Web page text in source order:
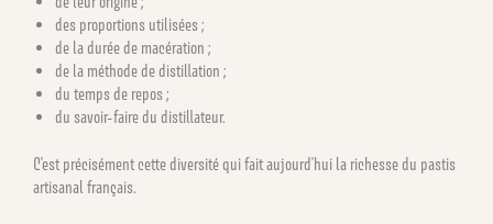
des proportions utilisées ;
de la durée de macération ;
de la méthode de distillation ;
du temps de repos ;
du savoir-faire du distillateur.
C’est précisément cette diversité qui fait aujourd’hui la richesse du pastis
artisanal français.